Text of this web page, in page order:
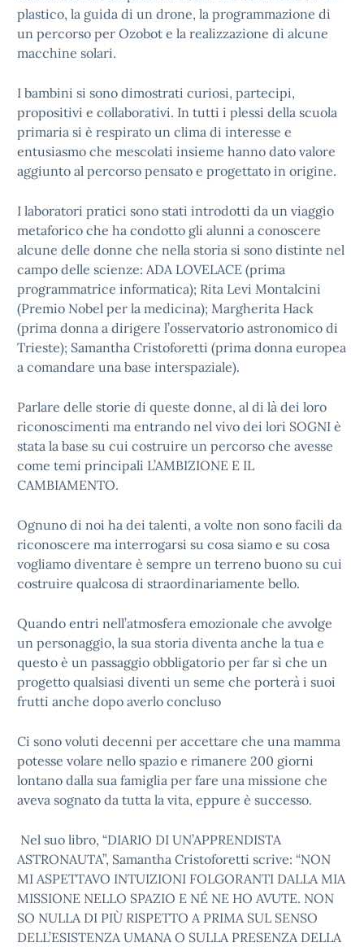
plastico, la guida di un drone, la programmazione di
un percorso per Ozobot e la realizzazione di alcune
macchine solari.
I bambini si sono dimostrati curiosi, partecipi,
propositivi e collaborativi. In tutti i plessi della scuola
primaria si è respirato un clima di interesse e
entusiasmo che mescolati insieme hanno dato valore
aggiunto al percorso pensato e progettato in origine.
I laboratori pratici sono stati introdotti da un viaggio
metaforico che ha condotto gli alunni a conoscere
alcune delle donne che nella storia si sono distinte nel
campo delle scienze: ADA LOVELACE (prima
programmatrice informatica); Rita Levi Montalcini
(Premio Nobel per la medicina); Margherita Hack
(prima donna a dirigere l’osservatorio astronomico di
Trieste); Samantha Cristoforetti (prima donna europea
a comandare una base interspaziale).
Parlare delle storie di queste donne, al di là dei loro
riconoscimenti ma entrando nel vivo dei lori SOGNI è
stata la base su cui costruire un percorso che avesse
come temi principali L’AMBIZIONE E IL
CAMBIAMENTO.
Ognuno di noi ha dei talenti, a volte non sono facili da
riconoscere ma interrogarsi su cosa siamo e su cosa
vogliamo diventare è sempre un terreno buono su cui
costruire qualcosa di straordinariamente bello.
Quando entri nell’atmosfera emozionale che avvolge
un personaggio, la sua storia diventa anche la tua e
questo è un passaggio obbligatorio per far sì che un
progetto qualsiasi diventi un seme che porterà i suoi
frutti anche dopo averlo concluso
Ci sono voluti decenni per accettare che una mamma
potesse volare nello spazio e rimanere 200 giorni
lontano dalla sua famiglia per fare una missione che
aveva sognato da tutta la vita, eppure è successo.
Nel suo libro, “DIARIO DI UN’APPRENDISTA
ASTRONAUTA”, Samantha Cristoforetti scrive: “NON
MI ASPETTAVO INTUIZIONI FOLGORANTI DALLA MIA
MISSIONE NELLO SPAZIO E NÉ NE HO AVUTE. NON
SO NULLA DI PIÙ RISPETTO A PRIMA SUL SENSO
DELL’ESISTENZA UMANA O SULLA PRESENZA DELLA